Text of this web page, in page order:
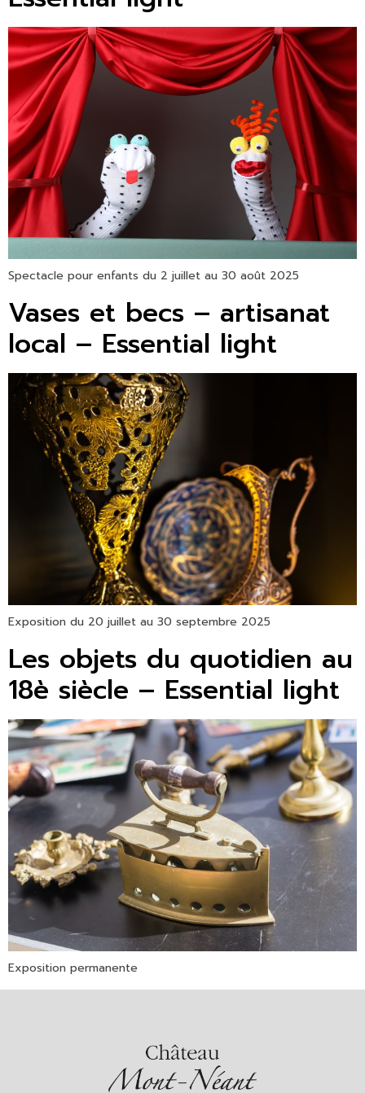
Spectacle pour enfants du 2 juillet au 30 août 2025
Vases et becs – artisanat
local – Essential light
Exposition du 20 juillet au 30 septembre 2025
Les objets du quotidien au
18è siècle – Essential light
Exposition permanente